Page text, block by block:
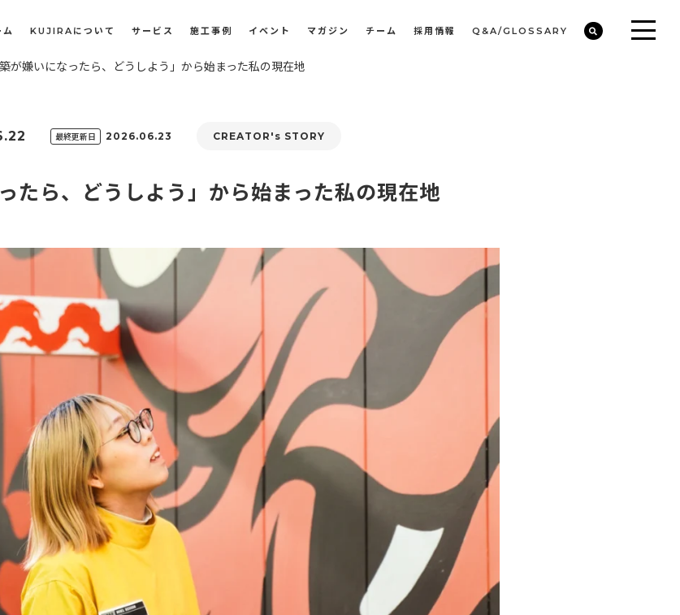
ム KUJIRAについて サービス 施工事例 イベント マガジン チーム 採用情報 Q&A/GLOSSARY
築が嫌いになったら、どうしよう」から始まった私の現在地
最終更新日 2026.06.23 CREATOR's STORY
たら、どうしよう」から始まった私の現在地